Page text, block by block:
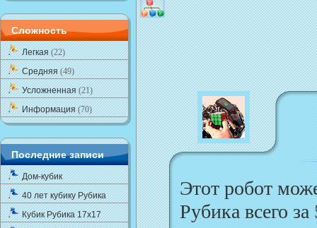
Сложность
Легкая(22)
Средняя(49)
Усложненная(21)
Информация(70)
Последние записи
Дом-кубик
40 лет кубику Рубика
Кубик Рубика 17x17
Этот робот
Рубика всего